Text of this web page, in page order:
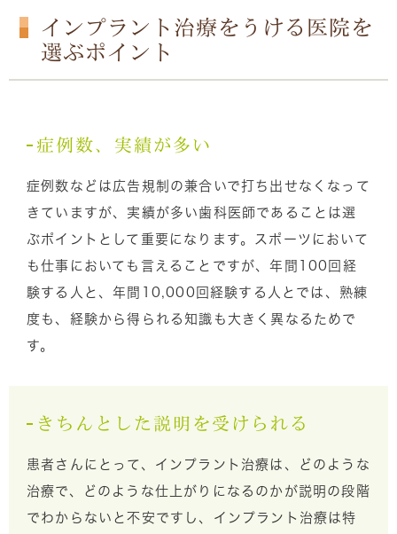
インプラント治療をうける医院を
選ぶポイント
症例数、実績が多い
症例数などは広告規制の兼合いで打ち出せなくなって
きていますが、実績が多い歯科医師であることは選
ぶポイントとして重要になります。スポーツにおいて
も仕事においても言えることですが、年間100回経
験する人と、年間10,000回経験する人とでは、熟練
度も、経験から得られる知識も大きく異なるためで
す。
きちんとした説明を受けられる
患者さんにとって、インプラント治療は、どのような
治療で、どのような仕上がりになるのかが説明の段階
でわからないと不安ですし、インプラント治療は特